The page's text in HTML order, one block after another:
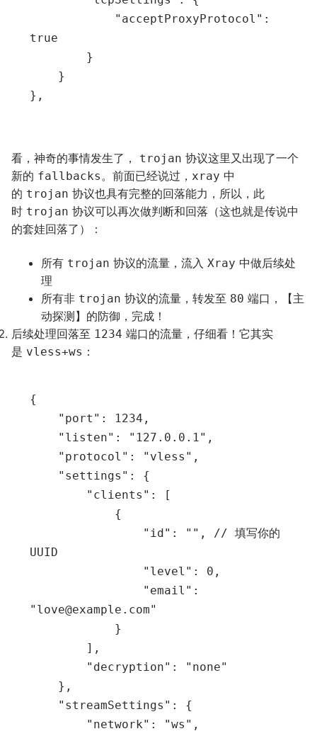
true
看，神奇的事情发生了， trojan 协议这里又出现了一个
新的 fallbacks。前面已经说过， xray 中
的 trojan 协议也具有完整的回落能力，所以，此
时 trojan 协议可以再次做判断和回落（这也就是传说中
的套娃回落了）：
所有 trojan 协议的流量，流入 Xray 中做后续处
理
所有非 trojan 协议的流量，转发至 80 端口，【主
动探测】的防御，完成！
后续处理回落至 1234 端口的流量，仔细看！它其实
是 vless+ws ：
{
UUID
"love@example.com"